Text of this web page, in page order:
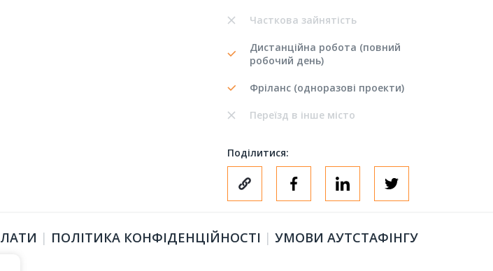
Часткова зайнятість
Дистанційна робота (повний
робочий день)
Фріланс (одноразові проекти)
Переїзд в інше місто
Поділитися:
| ПОЛІТИКА КОНФІДЕНЦІЙНОСТІ |УМОВИ АУТСТАФІНГУ